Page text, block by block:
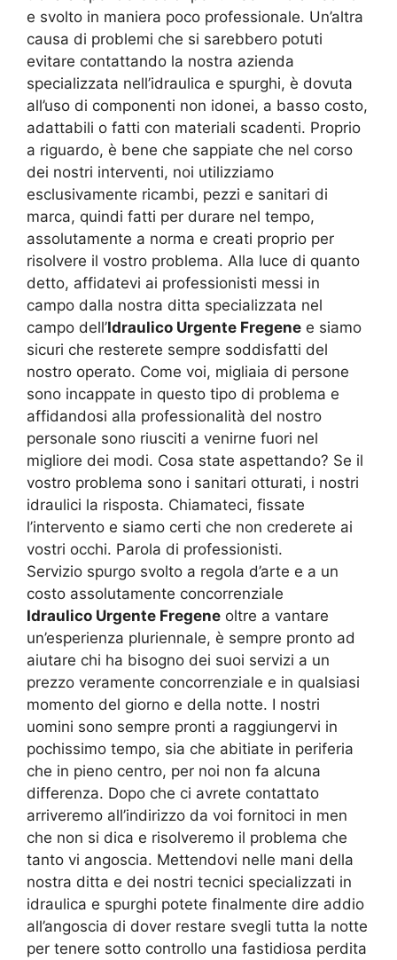
e svolto in maniera poco professionale. Un’altra
causa di problemi che si sarebbero potuti
evitare contattando la nostra azienda
specializzata nell’idraulica e spurghi, è dovuta
all’uso di componenti non idonei, a basso costo,
adattabili o fatti con materiali scadenti. Proprio
a riguardo, è bene che sappiate che nel corso
dei nostri interventi, noi utilizziamo
esclusivamente ricambi, pezzi e sanitari di
marca, quindi fatti per durare nel tempo,
assolutamente a norma e creati proprio per
risolvere il vostro problema. Alla luce di quanto
detto, affidatevi ai professionisti messi in
campo dalla nostra ditta specializzata nel
campo dell’Idraulico Urgente Fregene e siamo
sicuri che resterete sempre soddisfatti del
nostro operato. Come voi, migliaia di persone
sono incappate in questo tipo di problema e
affidandosi alla professionalità del nostro
personale sono riusciti a venirne fuori nel
migliore dei modi. Cosa state aspettando? Se il
vostro problema sono i sanitari otturati, i nostri
idraulici la risposta. Chiamateci, fissate
l’intervento e siamo certi che non crederete ai
vostri occhi. Parola di professionisti.
Servizio spurgo svolto a regola d’arte e a un
costo assolutamente concorrenziale
Idraulico Urgente Fregene oltre a vantare
un’esperienza pluriennale, è sempre pronto ad
aiutare chi ha bisogno dei suoi servizi a un
prezzo veramente concorrenziale e in qualsiasi
momento del giorno e della notte. I nostri
uomini sono sempre pronti a raggiungervi in
pochissimo tempo, sia che abitiate in periferia
che in pieno centro, per noi non fa alcuna
differenza. Dopo che ci avrete contattato
arriveremo all’indirizzo da voi fornitoci in men
che non si dica e risolveremo il problema che
tanto vi angoscia. Mettendovi nelle mani della
nostra ditta e dei nostri tecnici specializzati in
idraulica e spurghi potete finalmente dire addio
all’angoscia di dover restare svegli tutta la notte
per tenere sotto controllo una fastidiosa perdita